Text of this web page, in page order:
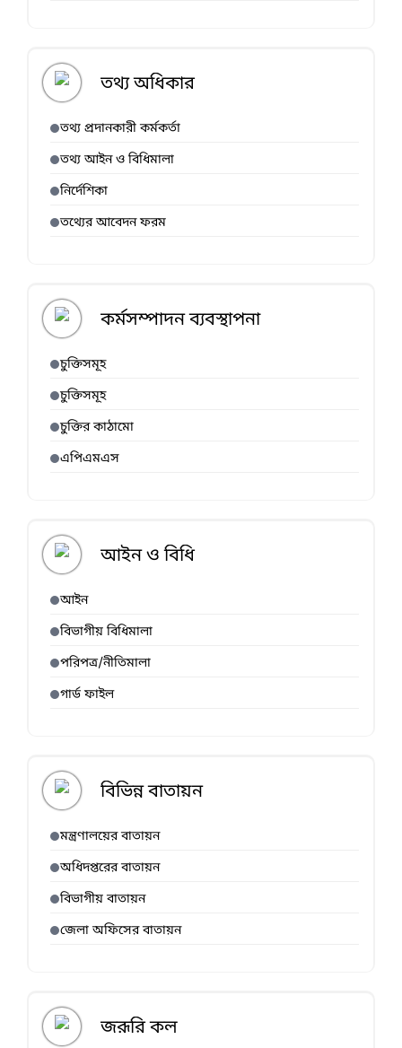
তথ্য অধিকার
তথ্য প্রদানকারী কর্মকর্তা
তথ্য আইন ও বিধিমালা
নির্দেশিকা
তথ্যের আবেদন ফরম
কর্মসম্পাদন ব্যবস্থাপনা
চুক্তিসমূহ
চুক্তিসমূহ
চুক্তির কাঠামো
এপিএমএস
আইন ও বিধি
আইন
বিভাগীয় বিধিমালা
পরিপত্র/নীতিমালা
গার্ড ফাইল
বিভিন্ন বাতায়ন
মন্ত্রণালয়ের বাতায়ন
অধিদপ্তরের বাতায়ন
বিভাগীয় বাতায়ন
জেলা অফিসের বাতায়ন
জরূরি কল